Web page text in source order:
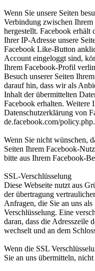
Wenn Sie unsere Seiten
Verbindung zwischen
hergestellt. Facebook erhält
Ihrer IP-Adresse unsere
Facebook Like-Button
Account eingeloggt sind,
Ihrem Facebook-Profil
Besuch unserer Seiten
darauf hin, dass wir als
Inhalt der übermittelten
Facebook erhalten. Weitere
Datenschutzerklärung von
de.facebook.com/policy.php.
Wenn Sie nicht wünschen,
Seiten Ihrem Facebook-
bitte aus Ihrem Facebook-
SSL-Verschlüsselung
Diese Webseite nutzt aus
der übertragung
Anfragen, die Sie an uns
Verschlüsselung. Eine
daran, dass die Adresszeile
wechselt und an dem
Wenn die SSL
Sie an uns übermitteln,